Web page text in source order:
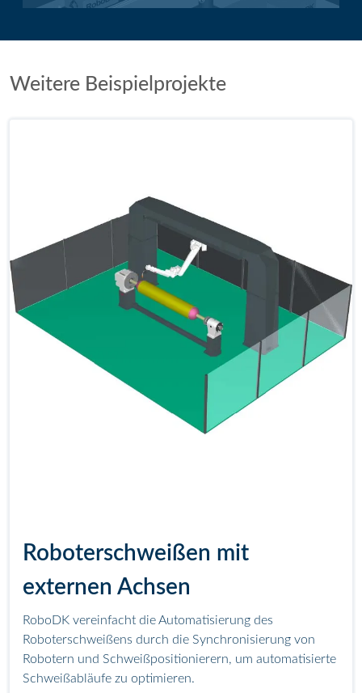
Weitere Beispielprojekte
Roboterschweißen mit
externen Achsen
RoboDK vereinfacht die Automatisierung des
Roboterschweißens durch die Synchronisierung von
Robotern und Schweißpositionierern, um automatisierte
Schweißabläufe zu optimieren.